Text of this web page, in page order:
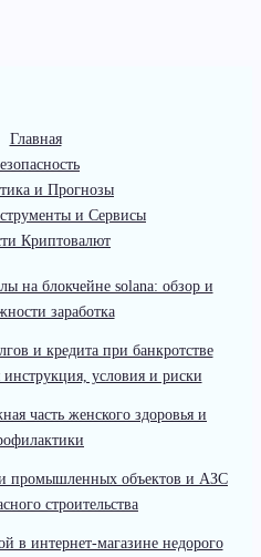
Главная
и Прогнозы
и Сервисы
Криптовалют
на блокчейне solana: обзор и
заработка
и кредита при банкротстве
условия и риски
часть женского здоровья и
промышленных объектов и АЗС
строительства
в интернет-магазине недорого